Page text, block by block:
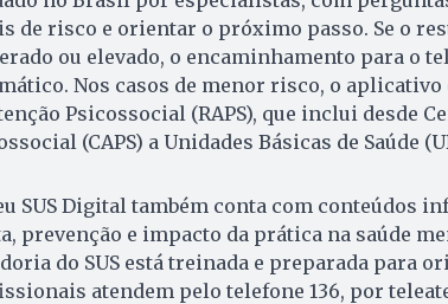
de risco e orientar o próximo passo. Se o
ou elevado, o encaminhamento para o
Nos casos de menor risco, o
Psicossocial (RAPS), que inclui desde
(CAPS) a Unidades Básicas de Saúde
SUS Digital também conta com conteúdos
prevenção e impacto da prática na saúde
do SUS está treinada e preparada para
atendem pelo telefone 136, por